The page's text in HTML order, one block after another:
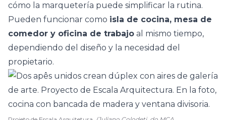
cómo la marquetería puede simplificar la rutina.
Pueden funcionar como isla de cocina, mesa de
comedor y oficina de trabajo al mismo tiempo,
dependiendo del diseño y la necesidad del
propietario.